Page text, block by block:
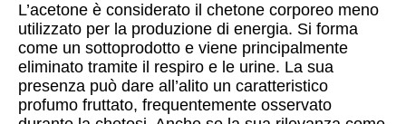
L’acetone è considerato il chetone corporeo meno
utilizzato per la produzione di energia. Si forma
come un sottoprodotto e viene principalmente
eliminato tramite il respiro e le urine. La sua
presenza può dare all’alito un caratteristico
profumo fruttato, frequentemente osservato